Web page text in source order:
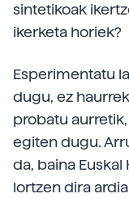
sintetikoak
ikerketa horiek?
Esperimentatu
dugu, ez
probatu
egiten dugu.
da, baina
lortzen dira